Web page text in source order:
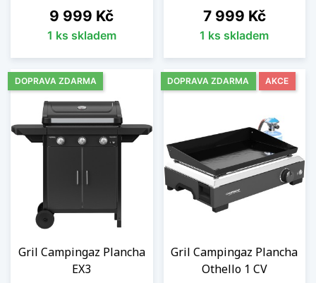
Cena
9 999 Kč
1 ks skladem
Cena
7 999 Kč
1 ks skladem
Gril Campingaz Plancha
EX3
DOPRAVA ZDARMA
Gril Campingaz Plancha
Othello 1 CV
DOPRAVA ZDARMA AKCE